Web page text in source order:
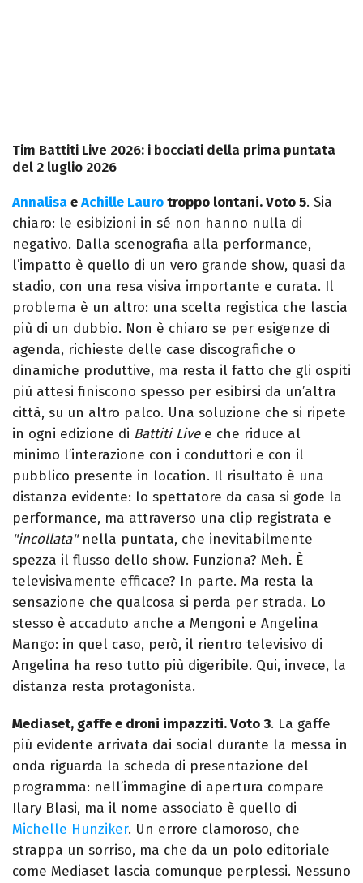
Tim Battiti Live 2026: i bocciati della prima puntata
del 2 luglio 2026
AnnalisaeAchille Laurotroppo lontani. Voto 5. Sia
chiaro: le esibizioni in sé non hanno nulla di
negativo. Dalla scenografia alla performance,
l’impatto è quello di un vero grande show, quasi da
stadio, con una resa visiva importante e curata. Il
problema è un altro: una scelta registica che lascia
più di un dubbio. Non è chiaro se per esigenze di
agenda, richieste delle case discografiche o
dinamiche produttive, ma resta il fatto che gli ospiti
più attesi finiscono spesso per esibirsi da un’altra
città, su un altro palco. Una soluzione che si ripete
in ogni edizione di Battiti Livee che riduce al
minimo l’interazione con i conduttori e con il
pubblico presente in location. Il risultato è una
distanza evidente: lo spettatore da casa si gode la
performance, ma attraverso una clip registrata e
"incollata"nella puntata, che inevitabilmente
spezza il flusso dello show. Funziona? Meh. È
televisivamente efficace? In parte. Ma resta la
sensazione che qualcosa si perda per strada. Lo
stesso è accaduto anche a Mengoni e Angelina
Mango: in quel caso, però, il rientro televisivo di
Angelina ha reso tutto più digeribile. Qui, invece, la
distanza resta protagonista.
Mediaset, gaffe e droni impazziti. Voto 3. La gaffe
più evidente arrivata dai social durante la messa in
onda riguarda la scheda di presentazione del
programma: nell’immagine di apertura compare
Ilary Blasi, ma il nome associato è quello di
Michelle Hunziker. Un errore clamoroso, che
strappa un sorriso, ma che da un polo editoriale
come Mediaset lascia comunque perplessi. Nessuno